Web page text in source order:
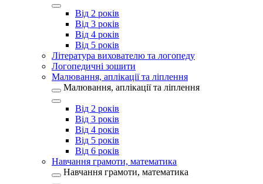
Від 2 років
Від 3 років
Від 4 років
Від 5 років
Література вихователю та логопеду
Логопедичні зошити
Малювання, аплікації та ліплення
Малювання, аплікації та ліплення
Від 2 років
Від 3 років
Від 4 років
Від 5 років
Від 6 років
Навчання грамоти, математика
Навчання грамоти, математика